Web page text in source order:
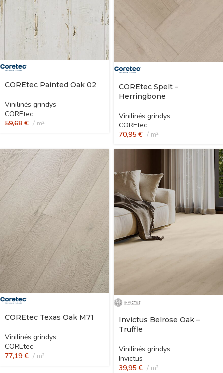
COREtec Painted Oak 02
Vinilinės grindys
COREtec
59,68 € m²
COREtec Spelt –
Herringbone
Vinilinės grindys
COREtec
70,95 € m²
COREtec Texas Oak M71
Vinilinės grindys
COREtec
77,19 € m²
Invictus Belrose Oak –
Truffle
Vinilinės grindys
Invictus
39,95 € m²